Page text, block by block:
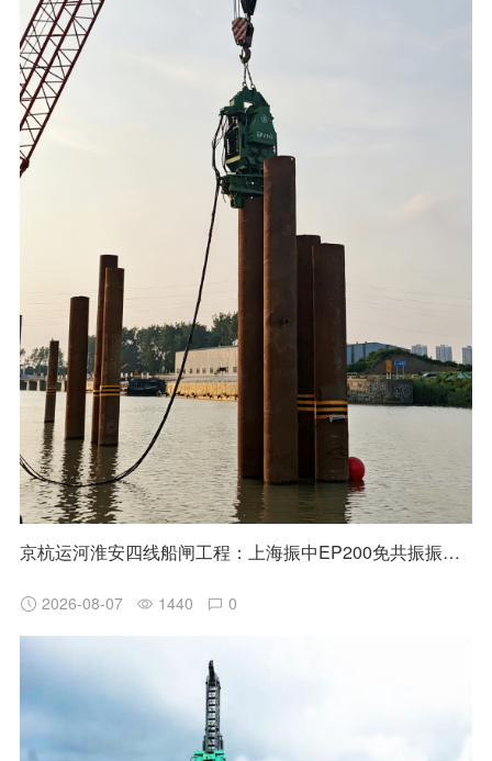
京杭运河淮安四线船闸工程：上海振中EP200免共振振动锤高效助力国家水运重点项目建设
2026-08-07 1440 0